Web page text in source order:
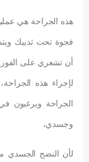
هذه الجراحة هي
فجوة تحت ثدييك ويتم
أن تشعري على الفور
لإجراء هذه
الجراحة ويرغبون
وجسدي،
لأن النضج الجسدي